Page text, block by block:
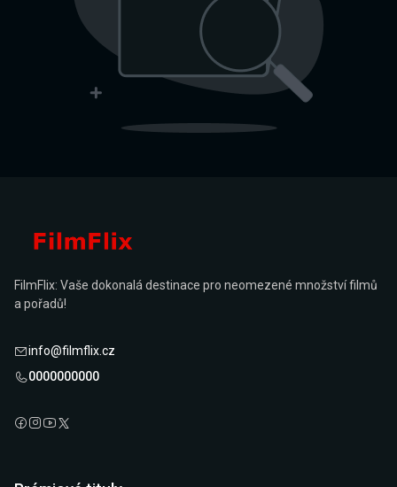
FilmFlix: Vaše dokonalá destinace pro neomezené množství filmů
a pořadů!
info@filmflix.cz
0000000000